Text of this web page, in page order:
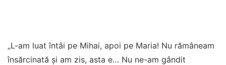
„L-am luat întâi pe Mihai, apoi pe Maria! Nu rămâneam
însărcinată și am zis, asta e… Nu ne-am gândit